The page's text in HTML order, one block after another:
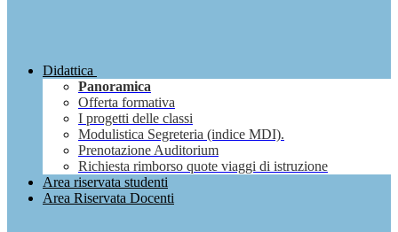
Didattica
Panoramica
Offerta formativa
I progetti delle classi
Modulistica Segreteria (indice MDI).
Prenotazione Auditorium
Richiesta rimborso quote viaggi di istruzione
Area riservata studenti
Area Riservata Docenti